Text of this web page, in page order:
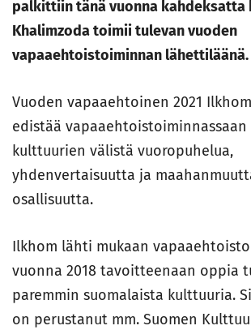
palkittiin tänä vuonna kahdeksatta
Khalimzoda toimii tulevan vuoden
vapaaehtoistoiminnan lähettiläänä.
Vuoden vapaaehtoinen 2021
edistää
kulttuurien välistä vuoropuhelua,
yhdenvertaisuutta ja
osallisuutta.
Ilkhom lähti mukaan
vuonna 2018 tavoitteenaan oppia
paremmin suomalaista kulttuuria.
on perustanut mm. Suomen